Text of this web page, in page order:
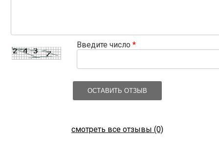
Введите число *
ОСТАВИТЬ ОТЗЫВ
смотреть все отзывы (0)